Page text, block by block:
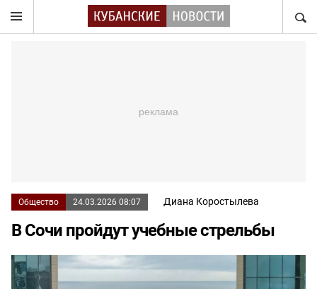
Общество 24.03.2026 08:07 Диана Коростылева
В Сочи пройдут учебные стрельбы